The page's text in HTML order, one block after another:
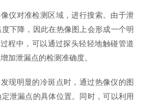
对准检测区域，进行搜索。由于泄
下降，因此在热像图上会形成一个明
程中，可以通过探头轻轻地触碰管道
加泄漏点的检测准确度。
明显的冷斑点时，通过热像仪的图
泄漏点的具体位置。同时，可以利用